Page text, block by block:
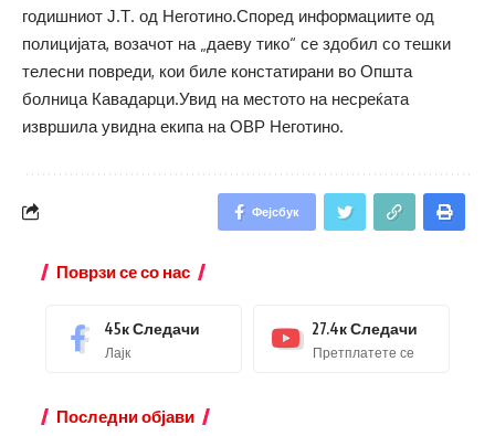
годишниот Ј.Т. од Неготино.Според информациите од
полицијата, возачот на „даеву тико“ се здобил со тешки
телесни повреди, кои биле констатирани во Општа
болница Кавадарци.Увид на местото на несреќата
извршила увидна екипа на ОВР Неготино.
Фејсбук
Поврзи се со нас
45кСледачи
Лајк
27.4кСледачи
Претплатете се
Последни објави